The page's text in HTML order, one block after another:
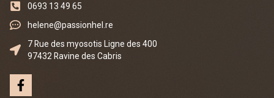
0693 13 49 65
helene@passionhel.re
7 Rue des myosotis Ligne des 400
97432 Ravine des Cabris